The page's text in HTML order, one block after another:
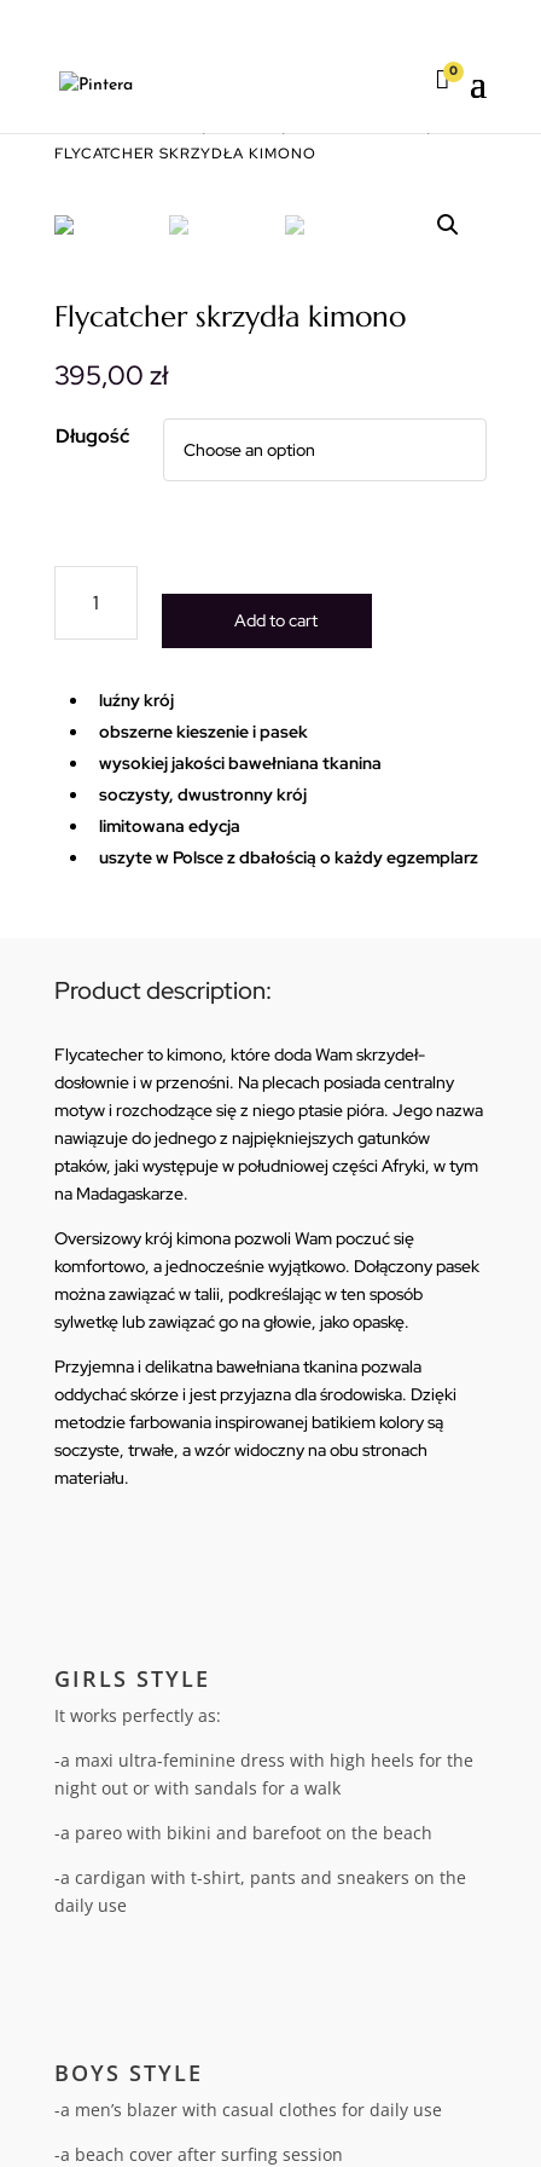
0
FLYCATCHER SKRZYDŁA KIMONO
Flycatcher skrzydła kimono
395,00 zł
Długość
skrzydła
kimono
Add to cart
luźny krój
obszerne kieszenie i pasek
wysokiej jakości bawełniana tkanina
soczysty, dwustronny krój
limitowana edycja
uszyte w Polsce z dbałością o każdy egzemplarz
Product description:
Flycatecherto kimono, które doda Wam skrzydeł-
dosłownie i w przenośni. Na plecach posiada centralny
motyw i rozchodzące się z niego ptasie pióra. Jego nazwa
nawiązuje do jednego z najpiękniejszych gatunków
ptaków, jaki występuje w południowej części Afryki, w tym
na Madagaskarze.
Oversizowykrój kimona pozwoli Wam poczuć się
komfortowo, a jednocześnie wyjątkowo. Dołączony pasek
można zawiązać w talii, podkreślając w ten sposób
sylwetkę lub zawiązać go na głowie, jako opaskę.
Przyjemna i delikatna bawełniana tkanina pozwala
oddychać skórze i jest przyjazna dla środowiska. Dzięki
metodzie farbowania inspirowanej batikiem kolory są
soczyste, trwałe, a wzór widoczny na obu stronach
materiału.
GIRLS STYLE
It works perfectly as:
-a maxi ultra-feminine dress with high heels for the
night out or with sandals for a walk
-a pareo with bikini and barefoot on the beach
-a cardigan with t-shirt, pants and sneakers on the
daily use
BOYS STYLE
-a men’s blazer with casual clothes for daily use
-a beach cover after surfing session